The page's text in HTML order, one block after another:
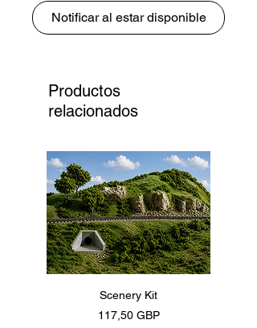
Notificar al estar disponible
Productos
relacionados
Scenery Kit
Precio
117,50 GBP